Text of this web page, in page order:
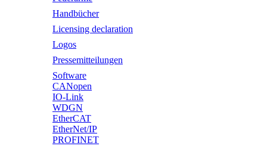
Handbücher
Licensing declaration
Logos
Pressemitteilungen
Software
CANopen
IO-Link
WDGN
EtherCAT
EtherNet/IP
PROFINET